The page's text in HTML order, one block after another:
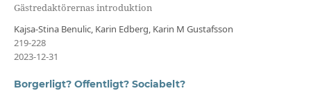
Gästredaktörernas introduktion
Kajsa-Stina Benulic, Karin Edberg, Karin M Gustafsson
219-228
2023-12-31
Borgerligt? Offentligt? Sociabelt?